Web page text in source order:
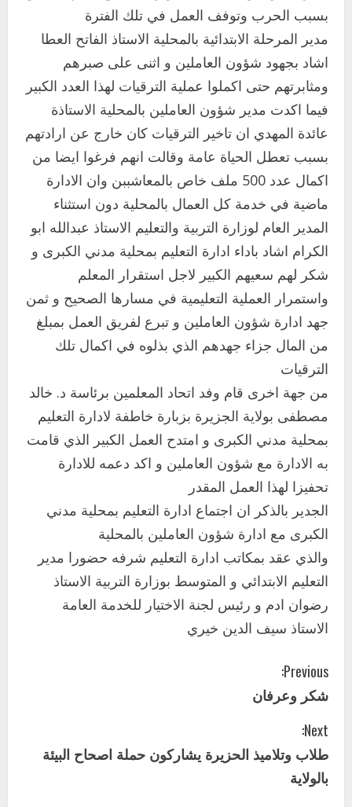
بسبب الحرب وتوفف العمل في تلك الفترة
مدير المرحلة الابتدائية بالمحلية الاستاذ الفاتح العطا
اشاد بجهود شؤون العاملين و اثنى على صبرهم
ومثابرتهم حتى اكملوا عملية الترقيات لهذا العدد الكبير
فيما اكدت مدير شؤون العاملين بالمحلية الاستاذة
عائدة المهدي ان تاخير الترقيات كان خارج عن ارادتهم
بسبب تعطل الحياة عامة وقالت انهم فرغوا ايضا من
اكمال عدد 500 ملف خاص بالمعاشببن وان الادارة
ماضية في خدمة كل العمال بالمحلية دون استثناء
المدير العام لوزارة التربية والتعليم الاستاذ عبدالله ابو
الكرام اشاد باداء ادارة التعليم بمحلية مدني الكبرى و
شكر لهم سعيهم الكبير لاجل استقرار المعلم
واستمرار العملية التعليمية في مسارها الصحيح و ثمن
جهد ادارة شؤون العاملين و تبرع لفريق العمل بمبلغ
من المال جزاء جهدهم الذي بذلوه في اكمال تلك
الترقيات
من جهة اخرى قام وفد اتحاد المعلمين برئاسة د. خالد
مصطفى بولاية الجزيرة بزبارة خاطفة لادارة التعليم
بمحلية مدني الكبرى و امتدح العمل الكبير الذي قامت
به الادارة مع شؤون العاملين و اكد دعمه للادارة
تحفيزا لهذا العمل المقدر
الجدير بالذكر ان اجتماع ادارة التعليم بمحلية مدني
الكبرى مع ادارة شؤون العاملين بالمحلية
والذي عقد بمكاتب ادارة التعليم شرفه حضورا مدير
التعليم الابتدائي و المتوسط بوزارة التربية الاستاذ
رضوان ادم و رئيس لجنة الاختيار للخدمة العامة
الاستاذ سيف الدين خيري
C
o
n
t
Previous:
شكر وعرفان
Next:
طلاب وتلاميذ الحزيرة يشاركون حملة اصحاح البيئة
بالولاية
التعليم الخاص بمحلية ودمدني الكبرى
يعلن تخفيض الرسوم الدراسية لهذا العام
3
اخر الاخبار
وزير التربية والتعليم بالولاية يدشن ورشة
تأهيل معلمي مادة اللغة الإنجليزية بمحلية
ودمدني الكبرى
أغسطس 3, 2026
اخر الاخبار الاخبار
مدير إدارة الجودة و التطوير الإداري
بوزارة التربية تشارك الملتقي التنسيقي
الأول لمديري الجودة بالولايات
5 يوليو 29, 2026